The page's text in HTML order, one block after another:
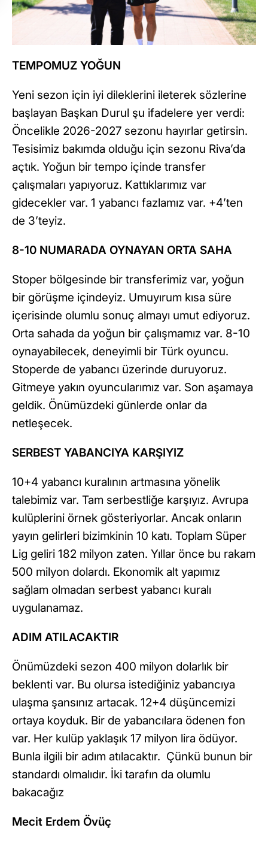
TEMPOMUZ YOĞUN
Yeni sezon için iyi dileklerini ileterek sözlerine
başlayan Başkan Durul şu ifadelere yer verdi:
Öncelikle 2026-2027 sezonu hayırlar getirsin.
Tesisimiz bakımda olduğu için sezonu Riva’da
açtık. Yoğun bir tempo içinde transfer
çalışmaları yapıyoruz. Kattıklarımız var
gidecekler var. 1 yabancı fazlamız var. +4’ten
de 3’teyiz.
8-10 NUMARADA OYNAYAN ORTA SAHA
Stoper bölgesinde bir transferimiz var, yoğun
bir görüşme içindeyiz. Umuyırum kısa süre
içerisinde olumlu sonuç almayı umut ediyoruz.
Orta sahada da yoğun bir çalışmamız var. 8-10
oynayabilecek, deneyimli bir Türk oyuncu.
Stoperde de yabancı üzerinde duruyoruz.
Gitmeye yakın oyuncularımız var. Son aşamaya
geldik. Önümüzdeki günlerde onlar da
netleşecek.
SERBEST YABANCIYA KARŞIYIZ
10+4 yabancı kuralının artmasına yönelik
talebimiz var. Tam serbestliğe karşıyız. Avrupa
kulüplerini örnek gösteriyorlar. Ancak onların
yayın gelirleri bizimkinin 10 katı. Toplam Süper
Lig geliri 182 milyon zaten. Yıllar önce bu rakam
500 milyon dolardı. Ekonomik alt yapımız
sağlam olmadan serbest yabancı kuralı
uygulanamaz.
ADIM ATILACAKTIR
Önümüzdeki sezon 400 milyon dolarlık bir
beklenti var. Bu olursa istediğiniz yabancıya
ulaşma şansınız artacak. 12+4 düşüncemizi
ortaya koyduk. Bir de yabancılara ödenen fon
var. Her kulüp yaklaşık 17 milyon lira ödüyor.
Bunla ilgili bir adım atılacaktır. Çünkü bunun bir
standardı olmalıdır. İki tarafın da olumlu
bakacağız
Mecit Erdem Övüç